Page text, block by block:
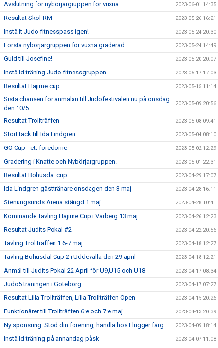
Avslutning för nybörjargruppen för vuxna 2023-06-01 14:35
Resultat Skol-RM 2023-05-26 16:21
Inställt Judo-fitnesspass igen! 2023-05-24 20:30
Första nybörjargruppen för vuxna graderad 2023-05-24 14:49
Guld till Josefine! 2023-05-20 20:07
Inställd träning Judo-fitnessgruppen 2023-05-17 17:03
Resultat Hajime cup 2023-05-15 11:14
Sista chansen för anmälan till Judofestivalen nu på onsdag
den 10/5
2023-05-09 20:56
Resultat Trollträffen 2023-05-08 09:41
Stort tack till Ida Lindgren 2023-05-04 08:10
GO Cup - ett föredöme 2023-05-02 12:29
Gradering i Knatte och Nybörjargruppen. 2023-05-01 22:31
Resultat Bohusdal cup. 2023-04-29 17:07
Ida Lindgren gästtränare onsdagen den 3 maj 2023-04-28 16:11
Stenungsunds Arena stängd 1 maj 2023-04-28 10:41
Kommande Tävling Hajime Cup i Varberg 13 maj 2023-04-26 12:23
Resultat Judits Pokal #2 2023-04-22 20:56
Tävling Trollträffen 1 6-7 maj 2023-04-18 12:27
Tävling Bohusdal Cup 2 i Uddevalla den 29 april 2023-04-18 12:21
Anmäl till Judits Pokal 22 April för U9,U15 och U18 2023-04-17 08:34
Judo5 träningen i Göteborg 2023-04-17 07:27
Resultat Lilla Trollträffen, Lilla Trollträffen Open 2023-04-15 20:26
Funktionärer till Trollträffen 6:e och 7:e maj 2023-04-13 20:39
Ny sponsring: Stöd din förening, handla hos Flügger färg 2023-04-09 18:14
Inställd träning på annandag påsk 2023-04-07 11:08